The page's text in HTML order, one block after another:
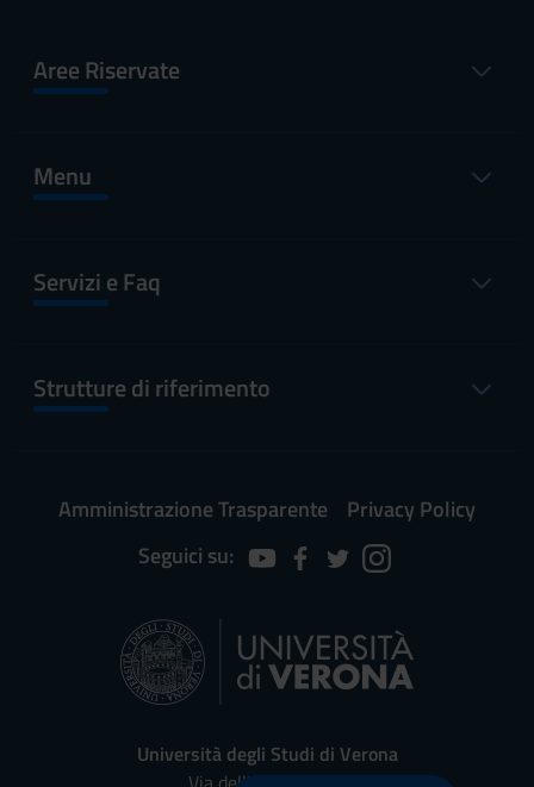
Aree Riservate
Menu
Servizi e Faq
Strutture di riferimento
Amministrazione Trasparente
Privacy Policy
Seguici su:
Università degli Studi di Verona